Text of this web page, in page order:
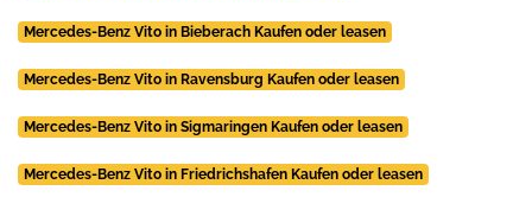
Mercedes-Benz Vito in Bieberach Kaufen oder leasen
Mercedes-Benz Vito in Ravensburg Kaufen oder leasen
Mercedes-Benz Vito in Sigmaringen Kaufen oder leasen
Mercedes-Benz Vito in Friedrichshafen Kaufen oder leasen